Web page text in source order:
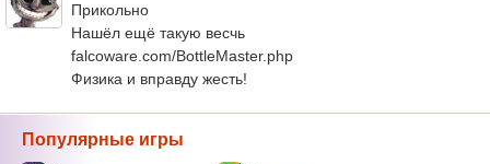
Прикольно
Нашёл ещё такую весчь
falcoware.com/BottleMaster.php
Физика и вправду жесть!
Популярные игры